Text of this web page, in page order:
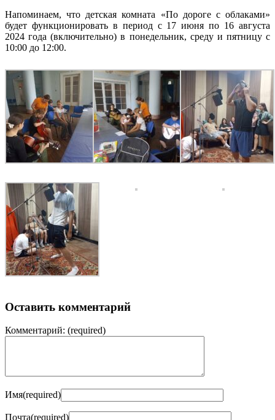
Напоминаем, что детская комната «По дороге с облаками»
будет функционировать в период с 17 июня по 16 августа
2024 года (включительно) в понедельник, среду и пятницу с
10:00 до 12:00.
Оставить комментарий
Комментарий: (required)
Имя(required)
Почта(required)